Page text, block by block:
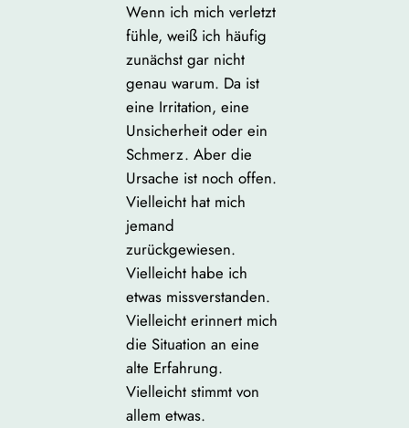
Wenn ich mich verletzt
fühle, weiß ich häufig
zunächst gar nicht
genau warum. Da ist
eine Irritation, eine
Unsicherheit oder ein
Schmerz. Aber die
Ursache ist noch offen.
Vielleicht hat mich
jemand
zurückgewiesen.
Vielleicht habe ich
etwas missverstanden.
Vielleicht erinnert mich
die Situation an eine
alte Erfahrung.
Vielleicht stimmt von
allem etwas.